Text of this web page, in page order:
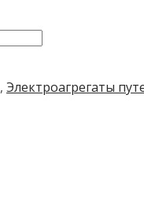
, Электроагрегаты